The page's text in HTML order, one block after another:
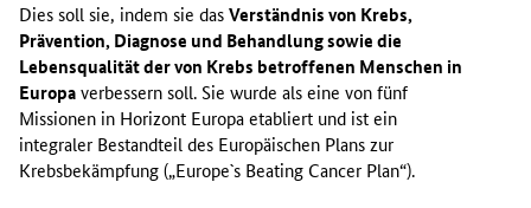
Dies soll sie, indem sie dasVerständnis von Krebs,
Prävention, Diagnose und Behandlung sowie die
Lebensqualität der von Krebs betroffenen Menschen in
Europaverbessern soll. Sie wurde als eine von fünf
Missionen in Horizont Europa etabliert und ist ein
integraler Bestandteil des Europäischen Plans zur
Krebsbekämpfung („Europe`s Beating Cancer Plan“).